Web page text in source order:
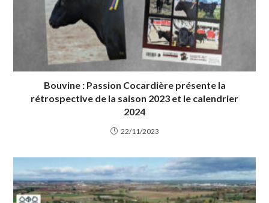
Bouvine : Passion Cocardière présente la
rétrospective de la saison 2023 et le calendrier
2024
22/11/2023